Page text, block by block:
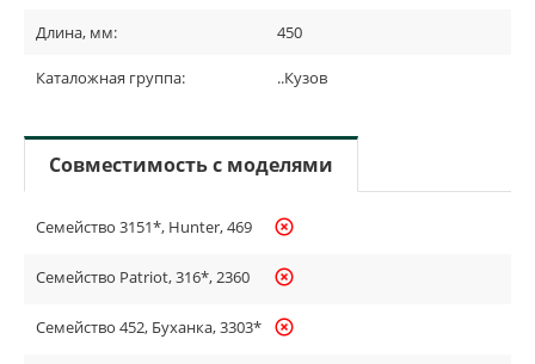
Длина, мм: 450
Каталожная группа: ..Кузов
Совместимость с моделями
Семейство 3151*, Hunter, 469 highlight_off
Семейство Patriot, 316*, 2360 highlight_off
Семейство 452, Буханка, 3303* highlight_off